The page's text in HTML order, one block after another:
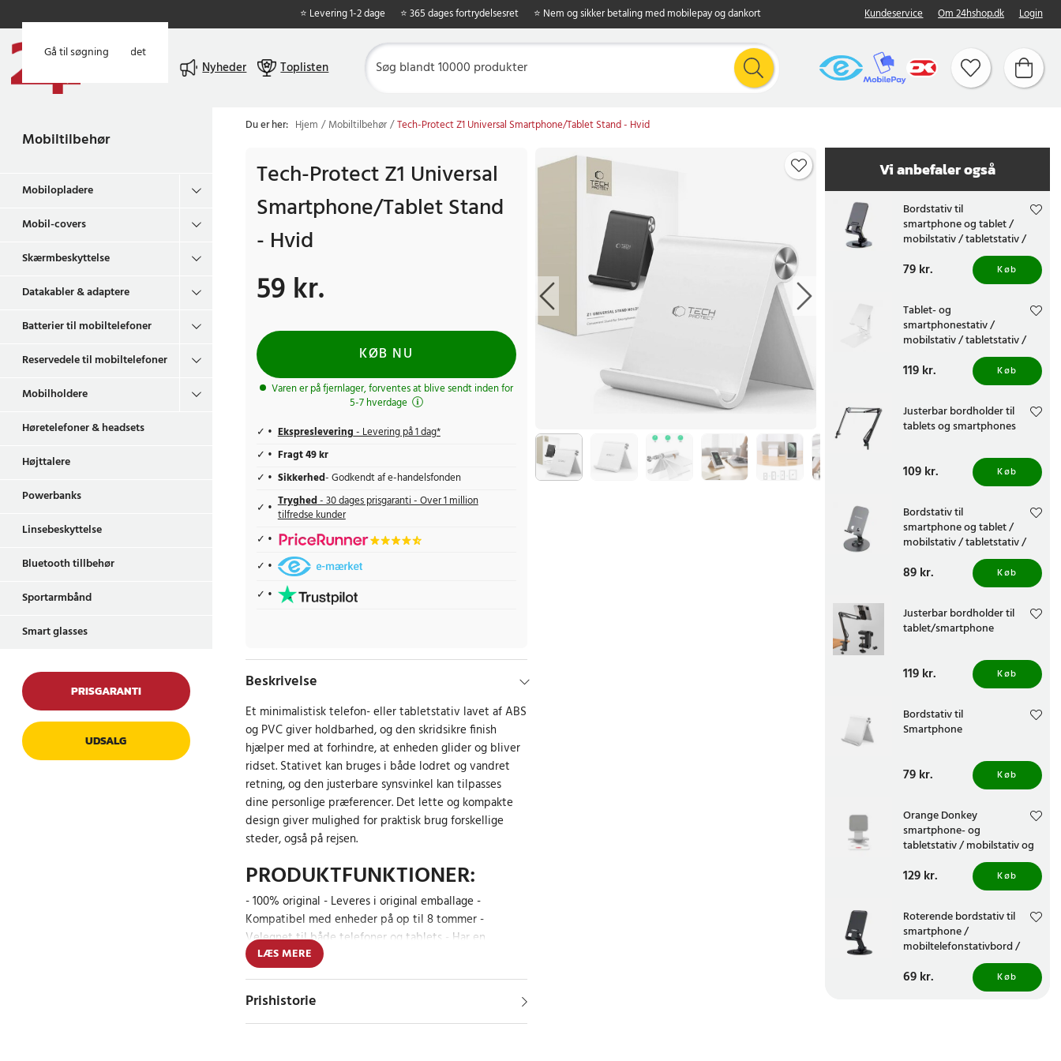
Gå til hovedindholdet
Gå til søgning
⭐ Levering 1-2 dage ⭐ 365 dages fortrydelsesret ⭐ Nem og sikker betaling med mobilepay og dankort Kundeservice Om 24hshop.dk Login
Nyheder Toplisten
Mobiltilbehør
Mobilopladere
Mobil-covers
Skærmbeskyttelse
Datakabler & adaptere
Batterier til mobiltelefoner
Reservedele til mobiltelefoner
Mobilholdere
Høretelefoner & headsets
Højttalere
Powerbanks
Linsebeskyttelse
Bluetooth tillbehør
Sportarmbånd
Smart glasses
PRISGARANTI
UDSALG
Du er her: Hjem Mobiltilbehør Tech-Protect Z1 Universal Smartphone/Tablet Stand - Hvid
Tech-Protect Z1 Universal
Smartphone/Tablet Stand
- Hvid
Pris:59 kr.
59 kr.
KØB NU
Varen er på fjernlager, forventes at blive sendt inden for
5-7 hverdage
Ekspreslevering- Levering på 1 dag*
Fragt 49 kr
Sikkerhed- Godkendt af e-handelsfonden
Tryghed- 30 dages prisgaranti - Over 1 million
tilfredse kunder
Beskrivelse
Et minimalistisk telefon- eller tabletstativ lavet af ABS
og PVC giver holdbarhed, og den skridsikre finish
hjælper med at forhindre, at enheden glider og bliver
ridset. Stativet kan bruges i både lodret og vandret
retning, og den justerbare synsvinkel kan tilpasses
dine personlige præferencer. Det lette og kompakte
design giver mulighed for praktisk brug forskellige
steder, også på rejsen.
PRODUKTFUNKTIONER:
- 100% original - Leveres i original emballage -
Kompatibel med enheder på op til 8 tommer -
Velegnet til både telefoner og tablets - Har en
skridsikker finish
SÆTTET INDEHOLDER:
1 x Tech-Protect-stativ
LÆS MERE
Prishistorie
Vi anbefaler også
Bordstativ til
smartphone og tablet /
mobilstativ / tabletstativ /
telefonholder - Svart
Pris:79 kr.
79 kr. Køb
Tablet- og
smartphonestativ /
mobilstativ / tabletstativ /
telefonholder - Hvid
Pris :119 kr.
119 kr. Køb
Justerbar bordholder til
tablets og smartphones
Pris :109 kr.
109 kr. Køb
Bordstativ til
smartphone og tablet /
mobilstativ / tabletstativ /
telefonholder - Grå
Pris:89 kr.
89 kr. Køb
Justerbar bordholder til
tablet/smartphone
Pris :119 kr.
119 kr. Køb
Bordstativ til
Smartphone
Pris:79 kr.
79 kr. Køb
Orange Donkey
smartphone- og
tabletstativ / mobilstativ og
tabletholder / mobil- og
tabletstativ
Pris :129 kr.
129 kr. Køb
Roterende bordstativ til
smartphone /
mobiltelefonstativbord /
telefonholderbord 360° -
Svart
Pris:69 kr.
69 kr. Køb